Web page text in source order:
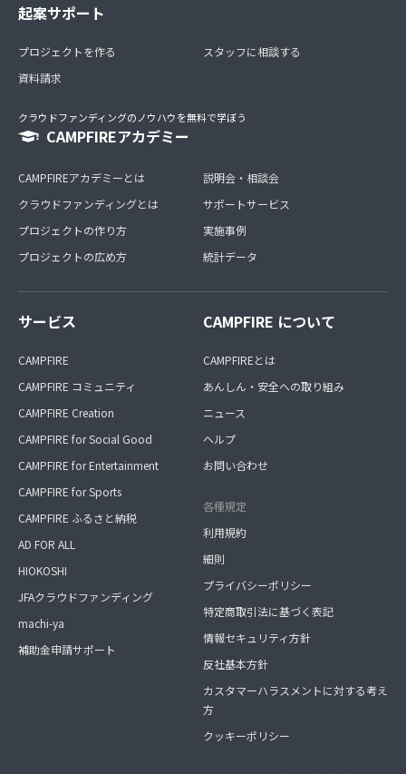
起案サポート
プロジェクトを作る
資料請求
スタッフに相談する
クラウドファンディングのノウハウを無料で学ぼう
CAMPFIREアカデミー
CAMPFIREアカデミーとは
クラウドファンディングとは
プロジェクトの作り方
プロジェクトの広め方
説明会・相談会
サポートサービス
実施事例
統計データ
サービス
CAMPFIRE
CAMPFIRE コミュニティ
CAMPFIRE Creation
CAMPFIRE for Social Good
CAMPFIRE for Entertainment
CAMPFIRE for Sports
CAMPFIRE ふるさと納税
AD FOR ALL
HIOKOSHI
JFAクラウドファンディング
machi-ya
補助金申請サポート
CAMPFIRE について
CAMPFIREとは
あんしん・安全への取り組み
ニュース
ヘルプ
お問い合わせ
各種規定
利用規約
細則
プライバシーポリシー
特定商取引法に基づく表記
情報セキュリティ方針
反社基本方針
カスタマーハラスメントに対する考え
方
クッキーポリシー